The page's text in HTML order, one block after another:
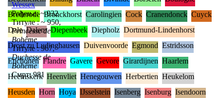
Wessex
Рођење: ~ 932
Титуле : ~ 950,
Princesse de
Bohême
Титуле : 967,
Duchesse de
Bohême
Смрт: 981
Brederode Bronckhorst Carolingien Cock Cranendonck Cuyck
Dale Dalem Diepenbeek Diepholz Dortmund-Lindenhorst
Drost zu Ludinghausen Duivenvoorde Egmond Estridsson
Etichonen Flandre Gavere Gevore Girardijnen Haarlem
Heemskerk Heenvliet Henegouwen Herbertien Heukelom
Heusden Horn Hoya IJsselstein Isenberg Isenburg Isendoorn